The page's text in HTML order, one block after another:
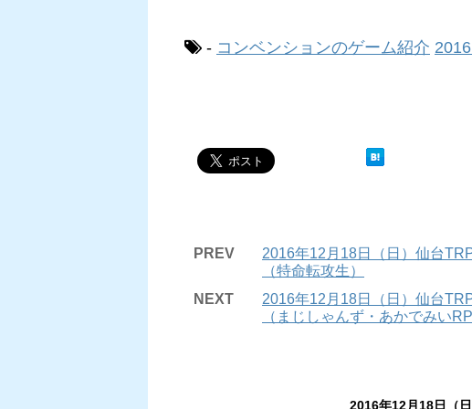
- コンベンションのゲーム紹介
PREV
2016年12月18日（日）仙台
（特命転攻生）
NEXT
2016年12月18日（日）仙台
（まじしゃんず・あかでみい
2016年12月18日（